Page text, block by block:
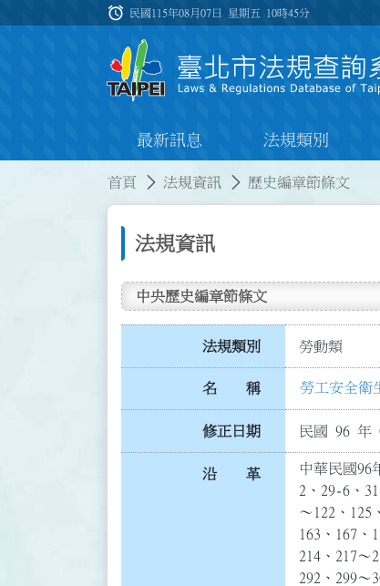
:::
alarm 民國115年08月07日 星期五 10時45分
最新訊息 法規類別
首頁 法規資訊 歷史編章節條文
法規資訊
中央歷史編章節條文
法規類別 勞動類
名 稱 勞工安全衛
修正日期 民國 96 年
沿 革
中華民國96
2、29-6、
～122、125
163、167、
214、217～
292、299～